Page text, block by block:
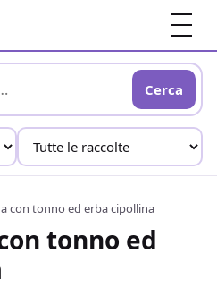
Cerca
con tonno ed erba cipollina
tonno ed